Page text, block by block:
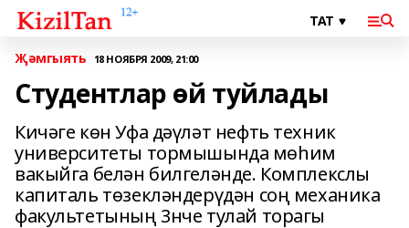
Җәмгыять 18 НОЯБРЯ 2009, 21:00
Студентлар өй туйлады
Кичәге көн Уфа дәүләт нефть техник
университеты тормышында мөһим
вакыйга белән билгеләнде. Комплекслы
капиталь төзекләндерүдән соң механика
факультетының 3нче тулай торагы